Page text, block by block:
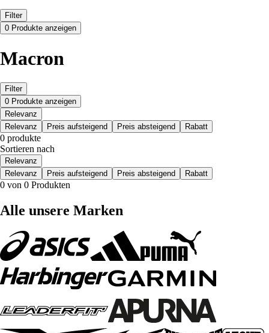
Filter
0 Produkte anzeigen
Macron
Filter
0 Produkte anzeigen
Relevanz
Relevanz
Preis aufsteigend Preis absteigend Rabatt
0 produkte
Sortieren nach
Relevanz
Relevanz
Preis aufsteigend Preis absteigend Rabatt
0 von 0 Produkten
Alle unsere Marken